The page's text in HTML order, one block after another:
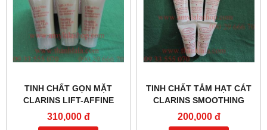
TINH CHẤT GỌN MẶT
CLARINS LIFT-AFFINE
VISAGE SERUM PREMIER
5ML - 0902966670 -
310,000 đ
TINH CHẤT TẮM HẠT CÁT
CLARINS SMOOTHING
BODY SCRUB FOR A NEW
SKIN 8ML - 0902966670 -
200,000 đ